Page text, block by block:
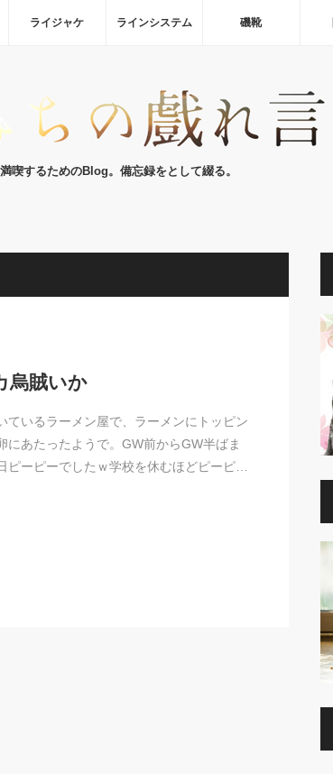
ライジャケ ラインシステム 磯靴
満喫するためのBlog。備忘録をとして綴る。
賊いか
ているラーメン屋で、ラーメンにトッピン
にあたったようで。GW前からGW半ばま
ピーピーでしたｗ学校を休むほどピーピ…